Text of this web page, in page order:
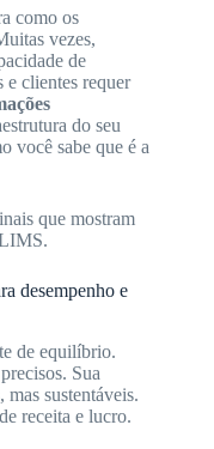
como os
vezes,
de
e clientes requer
do seu
você sabe que é a
que mostram
desempenho e
de equilíbrio.
Sua
mas sustentáveis.
receita e lucro.